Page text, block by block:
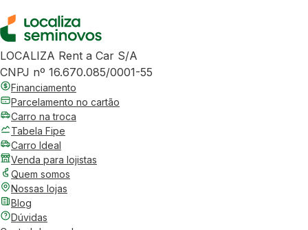
LOCALIZA Rent a Car S/A
CNPJ nº 16.670.085/0001-55
Financiamento
Parcelamento no cartão
Carro na troca
Tabela Fipe
Carro Ideal
Venda para lojistas
Quem somos
Nossas lojas
Blog
Dúvidas